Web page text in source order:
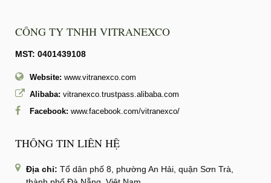
CÔNG TY TNHH VITRANEXCO
MST: 0401439108
Website: www.vitranexco.com
Alibaba: vitranexco.trustpass.alibaba.com
Facebook: www.facebook.com/vitranexco/
THÔNG TIN LIÊN HỆ
Địa chỉ: Tổ dân phố 8, phường An Hải, quận Sơn Trà,